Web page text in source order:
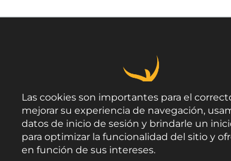
Las cookies son importantes para el
mejorar su experiencia de navegación,
datos de inicio de sesión y brindarle un
para optimizar la funcionalidad del sitio y
en función de sus intereses.